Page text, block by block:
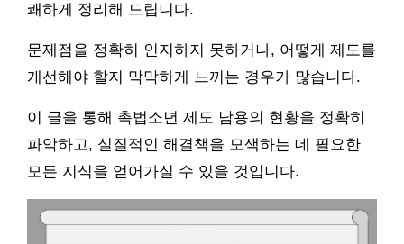
쾌하게 정리해 드립니다.
문제점을 정확히 인지하지 못하거나, 어떻게 제도를
개선해야 할지 막막하게 느끼는 경우가 많습니다.
이 글을 통해 촉법소년 제도 남용의 현황을 정확히
파악하고, 실질적인 해결책을 모색하는 데 필요한
모든 지식을 얻어가실 수 있을 것입니다.